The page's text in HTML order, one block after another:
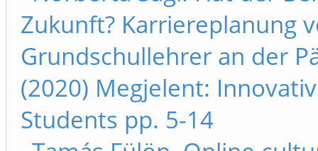
Zukunft? Karriereplanung
Grundschullehrer an der
(2020) Megjelent:
Students pp. 5-14